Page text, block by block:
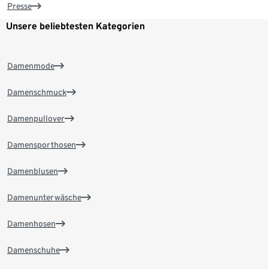
Presse
Unsere beliebtesten Kategorien
Damenmode
Damenschmuck
Damenpullover
Damensporthosen
Damenblusen
Damenunterwäsche
Damenhosen
Damenschuhe